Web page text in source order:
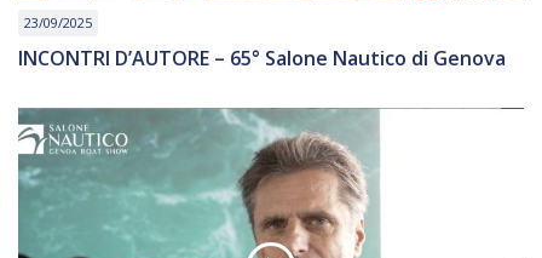
23/09/2025
INCONTRI D’AUTORE – 65° Salone Nautico di Genova